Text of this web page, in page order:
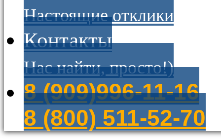
Настоящие отклики
Контакты
Нас найти, просто!)
8 (909)996-11-16
8 (800) 511-52-70